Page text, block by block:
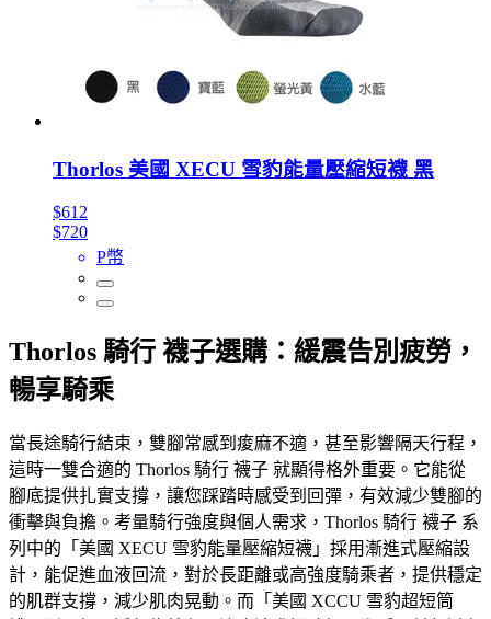
Thorlos 美國 XECU 雪豹能量壓縮短襪 黑
$612
$720
P幣
Thorlos 騎行 襪子選購：緩震告別疲勞，
暢享騎乘
當長途騎行結束，雙腳常感到痠麻不適，甚至影響隔天行程，
這時一雙合適的 Thorlos 騎行 襪子 就顯得格外重要。它能從
腳底提供扎實支撐，讓您踩踏時感受到回彈，有效減少雙腳的
衝擊與負擔。考量騎行強度與個人需求，Thorlos 騎行 襪子 系
列中的「美國 XECU 雪豹能量壓縮短襪」採用漸進式壓縮設
計，能促進血液回流，對於長距離或高強度騎乘者，提供穩定
的肌群支撐，減少肌肉晃動。而「美國 XCCU 雪豹超短筒